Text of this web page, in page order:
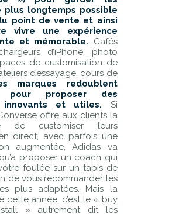
plus longtemps possible
point de vente et ainsi
vivre une expérience
et mémorable. Cafés
d’iPhone, photo
de customisation de
d’essayage, cours de
marques redoublent
pour proposer des
innovants et utiles. Si
offre aux clients la
de customiser leurs
direct, avec parfois une
augmentée, Adidas va
proposer un coach qui
foulée sur un tapis de
de vous recommander les
plus adaptées. Mais la
cette année, c’est le « buy
» autrement dit les